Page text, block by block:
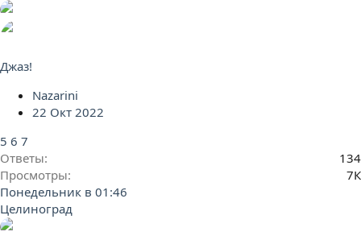
Джаз!
Nazarini
22 Окт 2022
5 6 7
Ответы
134
Просмотры
7К
Понедельник в 01:46
Целиноград